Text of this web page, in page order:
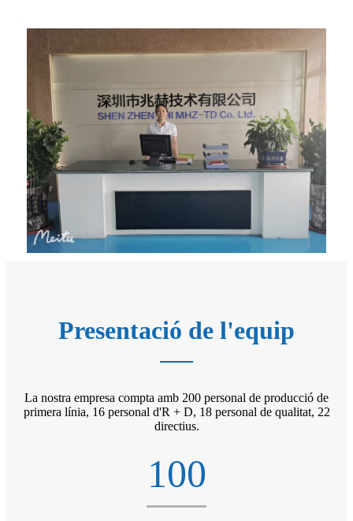
Presentació de l'equip
La nostra empresa compta amb 200 personal de producció de
primera línia, 16 personal d'R + D, 18 personal de qualitat, 22
directius.
100